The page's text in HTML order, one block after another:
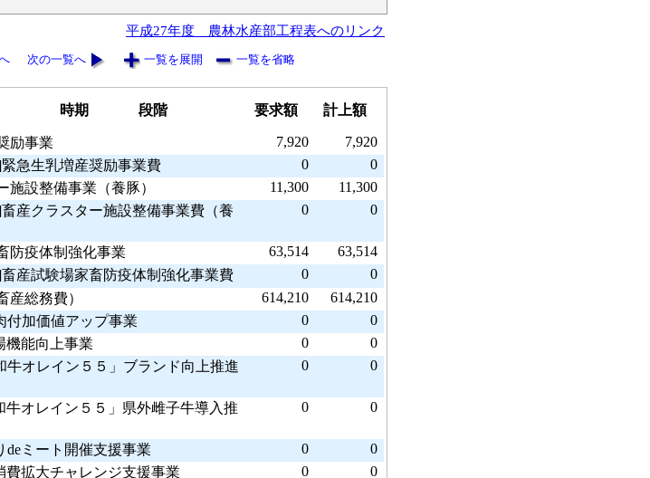
平成27年度 農林水産部工程表へのリンク
次の一覧へ 一覧を展開 一覧を省略
時期 段階 要求額 計上額
励事業 7,920
7,920
急生乳増産奨励事業費
0
0
施設整備事業（養豚）
11,300
11,300
産クラスター施設整備事業費（養
0 0
防疫体制強化事業 63,514
63,514
産試験場家畜防疫体制強化事業費
0
0
産総務費）
614,210
614,210
付加価値アップ事業
0
0
機能向上事業
0
0
牛オレイン５５」ブランド向上推進
0 0
牛オレイン５５」県外雌子牛導入推
0 0
deミート開催支援事業 0
0
費拡大チャレンジ支援事業
0 0